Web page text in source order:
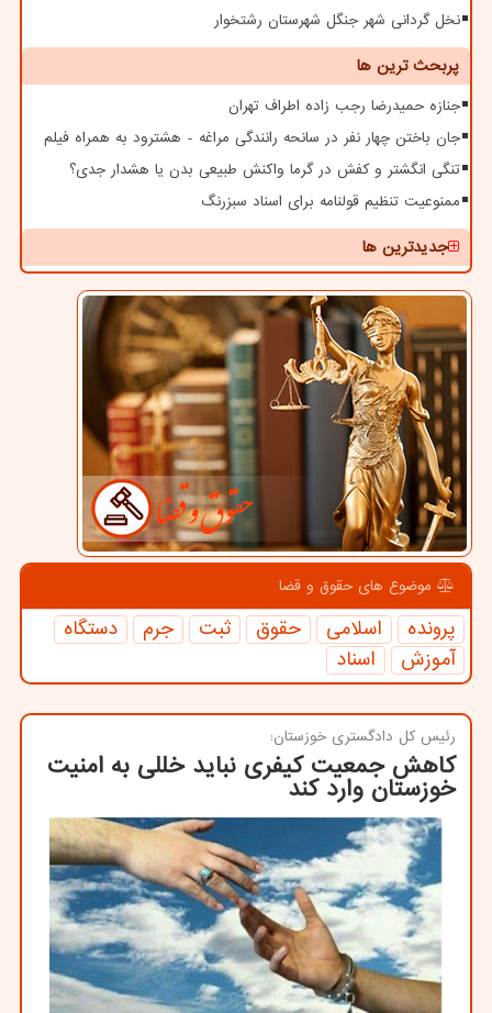
نخل گردانی شهر جنگل شهرستان رشتخوار
پربحث ترین ها
جنازه حمیدرضا رجب زاده اطراف تهران
جان باختن چهار نفر در سانحه رانندگی مراغه - هشترود به همراه فیلم
تنگی انگشتر و کفش در گرما واکنش طبیعی بدن یا هشدار جدی؟
ممنوعیت تنظیم قولنامه برای اسناد سبزرنگ
جدیدترین ها
موضوع های حقوق و قضا
پرونده اسلامی حقوق ثبت جرم
دستگاه
آموزش
اسناد
رئیس كل دادگستری خوزستان:
کاهش جمعیت کیفری نباید خللی به امنیت
خوزستان وارد کند